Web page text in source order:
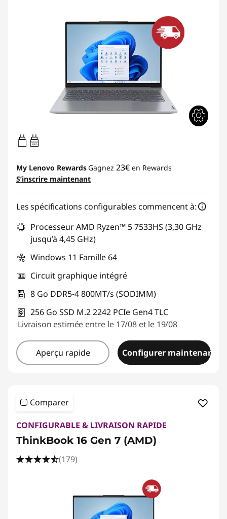
65W-65W
USB PD
My Lenovo Rewards Gagnez 23€ en Rewards
S’inscrire maintenant
Les spécifications configurables commencent à:
Processeur AMD Ryzen™ 5 7533HS (3,30 GHz
jusqu’à 4,45 GHz)
Windows 11 Famille 64
Circuit graphique intégré
8 Go DDR5-4 800MT/s (SODIMM)
256 Go SSD M.2 2242 PCIe Gen4 TLC
Livraison estimée entre le 17/08 et le 19/08
Aperçu rapide Configurer maintenant
Comparer
CONFIGURABLE & LIVRAISON RAPIDE
ThinkBook 16 Gen 7 (AMD)
(179)